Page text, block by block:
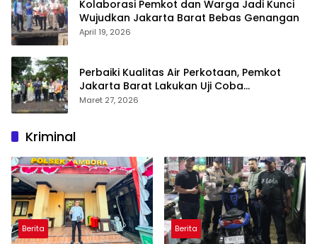
Kolaborasi Pemkot dan Warga Jadi Kunci
Wujudkan Jakarta Barat Bebas Genangan
April 19, 2026
Perbaiki Kualitas Air Perkotaan, Pemkot
Jakarta Barat Lakukan Uji Coba
Bioremediasi Saluran PHB
Maret 27, 2026
Kriminal
Berita Berita